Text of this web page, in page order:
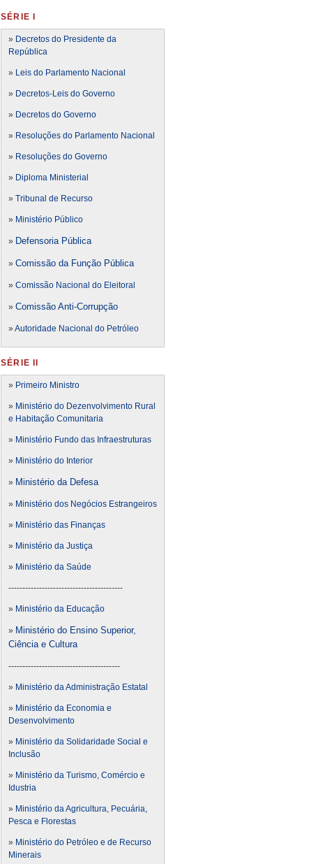
SÉRIE I
» Decretos do Presidente da
República
» Leis do Parlamento Nacional
» Decretos-Leis do Governo
» Decretos do Governo
» Resoluções do Parlamento Nacional
» Resoluções do Governo
» Diploma Ministerial
» Tribunal de Recurso
» Ministério Público
» Defensoria Pública
» Comissão da Função Pública
» Comissão Nacional do Eleitoral
» Comissão Anti-Corrupção
» Autoridade Nacional do Petróleo
SÉRIE II
» Primeiro Ministro
» Ministério do Dezenvolvimento Rural
e Habitação Comunitaria
» Ministério Fundo das Infraestruturas
» Ministério do Interior
» Ministério da Defesa
» Ministério dos Negócios Estrangeiros
» Ministério das Finanças
» Ministério da Justiça
» Ministério da Saúde
-----------------------------------------
» Ministério da Educação
» Ministério do Ensino Superior,
Ciência e Cultura
----------------------------------------
» Ministério da Administração Estatal
» Ministério da Economia e
Desenvolvimento
» Ministério da Solidaridade Social e
Inclusão
» Ministério da Turismo, Comércio e
Idustria
» Ministério da Agricultura, Pecuária,
Pesca e Florestas
» Ministério do Petróleo e de Recurso
Minerais